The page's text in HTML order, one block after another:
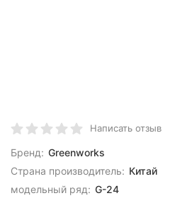
Написать отзыв
Бренд: Greenworks
Страна производитель: Китай
модельный ряд: G-24